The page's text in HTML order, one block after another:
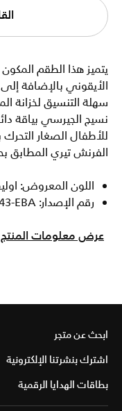
يتميز هذا الطقم
الأيقوني بالإضافة
سهلة التنسيق لخزانة
نسيج الجيرسي بياقة
للأطفال الصغار التحرك
الفرنش تيري المطابق
اللون المعروض:
رقم الإصدار: 76M143-EBA
عرض معلومات المنتج
ابحث عن متجر
اشترك بنشرتنا الإلكترونية
بطاقات الهدايا الرقمية